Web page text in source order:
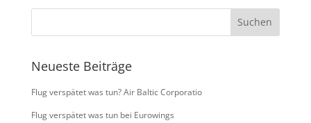
Neueste Beiträge
Flug verspätet was tun? Air Baltic Corporatio
Flug verspätet was tun bei Eurowings